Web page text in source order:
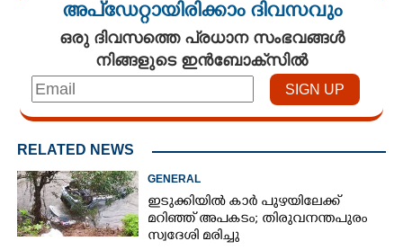
LITERATURE
ZOOM
CONTACT US
അപ്ഡേറ്റായിരിക്കാം ദിവസവും
ഒരു ദിവസത്തെ പ്രധാന സംഭവങ്ങൾ
നിങ്ങളുടെ ഇൻബോക്സിൽ
RELATED NEWS
GENERAL
ഇടുക്കിയിൽ കാർ പുഴയിലേക്ക്
മറിഞ്ഞ് അപകടം; തിരുവനന്തപുരം
സ്വദേശി മരിച്ചു